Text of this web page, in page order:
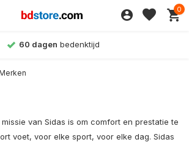
0
60 dagen bedenktijd
van Sidas is om comfort en prestatie te
voet, voor elke sport, voor elke dag. Sidas